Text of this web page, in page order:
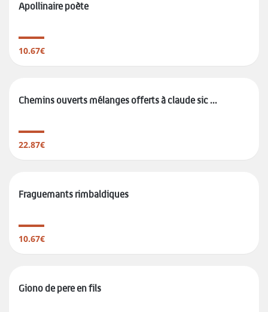
Apollinaire poète
10.67€
Chemins ouverts mélanges offerts à claude sic ...
22.87€
Fraguemants rimbaldiques
10.67€
Giono de pere en fils